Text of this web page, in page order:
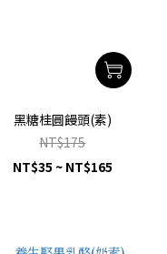
黑糖桂圓饅頭(素)
NT$175
NT$35 ~ NT$165